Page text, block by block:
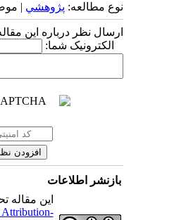
نوع مطالعه:پژوهشي|
ارسال نظر درباره این
الکترونیک شما:
بازنشر اطلاعات
این مقاله
Attribution-